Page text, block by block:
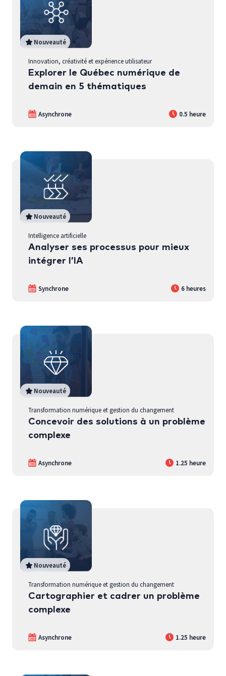
Nouveauté
Innovation, créativité et expérience utilisateur
Explorer le Québec numérique de
demain en 5 thématiques
Asynchrone 0.5 heure
Nouveauté
Intelligence artificielle
Analyser ses processus pour mieux
intégrer l’IA
Synchrone 6 heures
Nouveauté
Transformation numérique et gestion du changement
Concevoir des solutions à un problème
complexe
Asynchrone 1.25 heure
Nouveauté
Transformation numérique et gestion du changement
Cartographier et cadrer un problème
complexe
Asynchrone 1.25 heure